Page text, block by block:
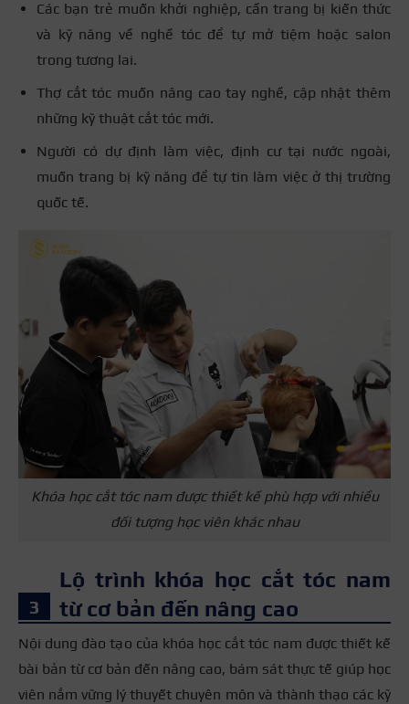
Các bạn trẻ muốn khởi nghiệp, cần trang bị kiến thức
và kỹ năng về nghề tóc để tự mở tiệm hoặc salon
trong tương lai.
Thợ cắt tóc muốn nâng cao tay nghề, cập nhật thêm
những kỹ thuật cắt tóc mới.
Người có dự định làm việc, định cư tại nước ngoài,
muốn trang bị kỹ năng để tự tin làm việc ở thị trường
quốc tế.
Khóa học cắt tóc nam được thiết kế phù hợp với nhiều
đối tượng học viên khác nhau
Lộ trình khóa học cắt tóc nam
từ cơ bản đến nâng cao
Nội dung đào tạo của khóa học cắt tóc nam được thiết kế
bài bản từ cơ bản đến nâng cao, bám sát thực tế giúp học
viên nắm vững lý thuyết chuyên môn và thành thạo các kỹ